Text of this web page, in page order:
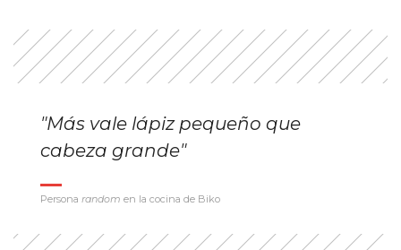
"Más vale lápiz pequeño que
cabeza grande"
Persona random en la cocina de Biko